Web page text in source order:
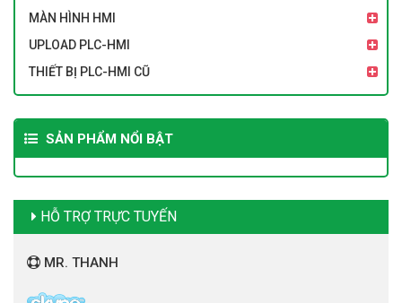
MÀN HÌNH HMI
UPLOAD PLC-HMI
THIẾT BỊ PLC-HMI CŨ
SẢN PHẨM NỔI BẬT
HỖ TRỢ TRỰC TUYẾN
MR. THANH